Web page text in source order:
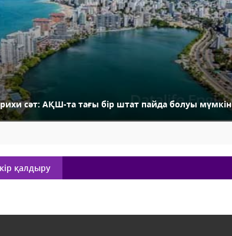
сәт: АҚШ-та тағы бір штат пайда болуы мүмкін
қалдыру